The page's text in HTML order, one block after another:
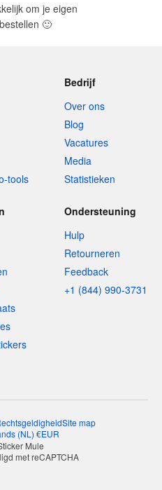
om je eigen
🙂
tools
Bedrijf
Over ons
Blog
Vacatures
Media
Statistieken
Ondersteuning
Hulp
Retourneren
Feedback
+1 (844) 990-3731
Site map
(NL ) €EUR
Mule
met reCAPTCHA